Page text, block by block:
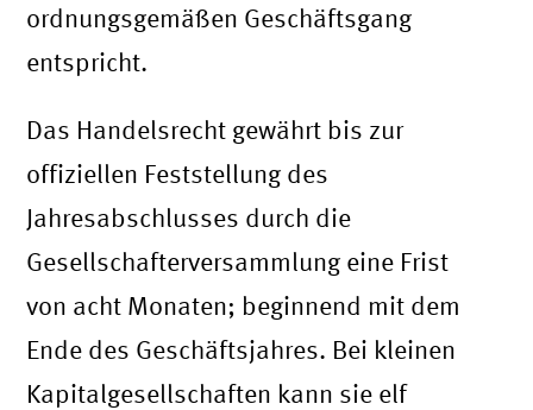
ordnungsgemäßen Geschäftsgang
entspricht.
Das Handelsrecht gewährt bis zur
offiziellen Feststellung des
Jahresabschlusses durch die
Gesellschafterversammlung eine Frist
von acht Monaten; beginnend mit dem
Ende des Geschäftsjahres. Bei kleinen
Kapitalgesellschaften kann sie elf